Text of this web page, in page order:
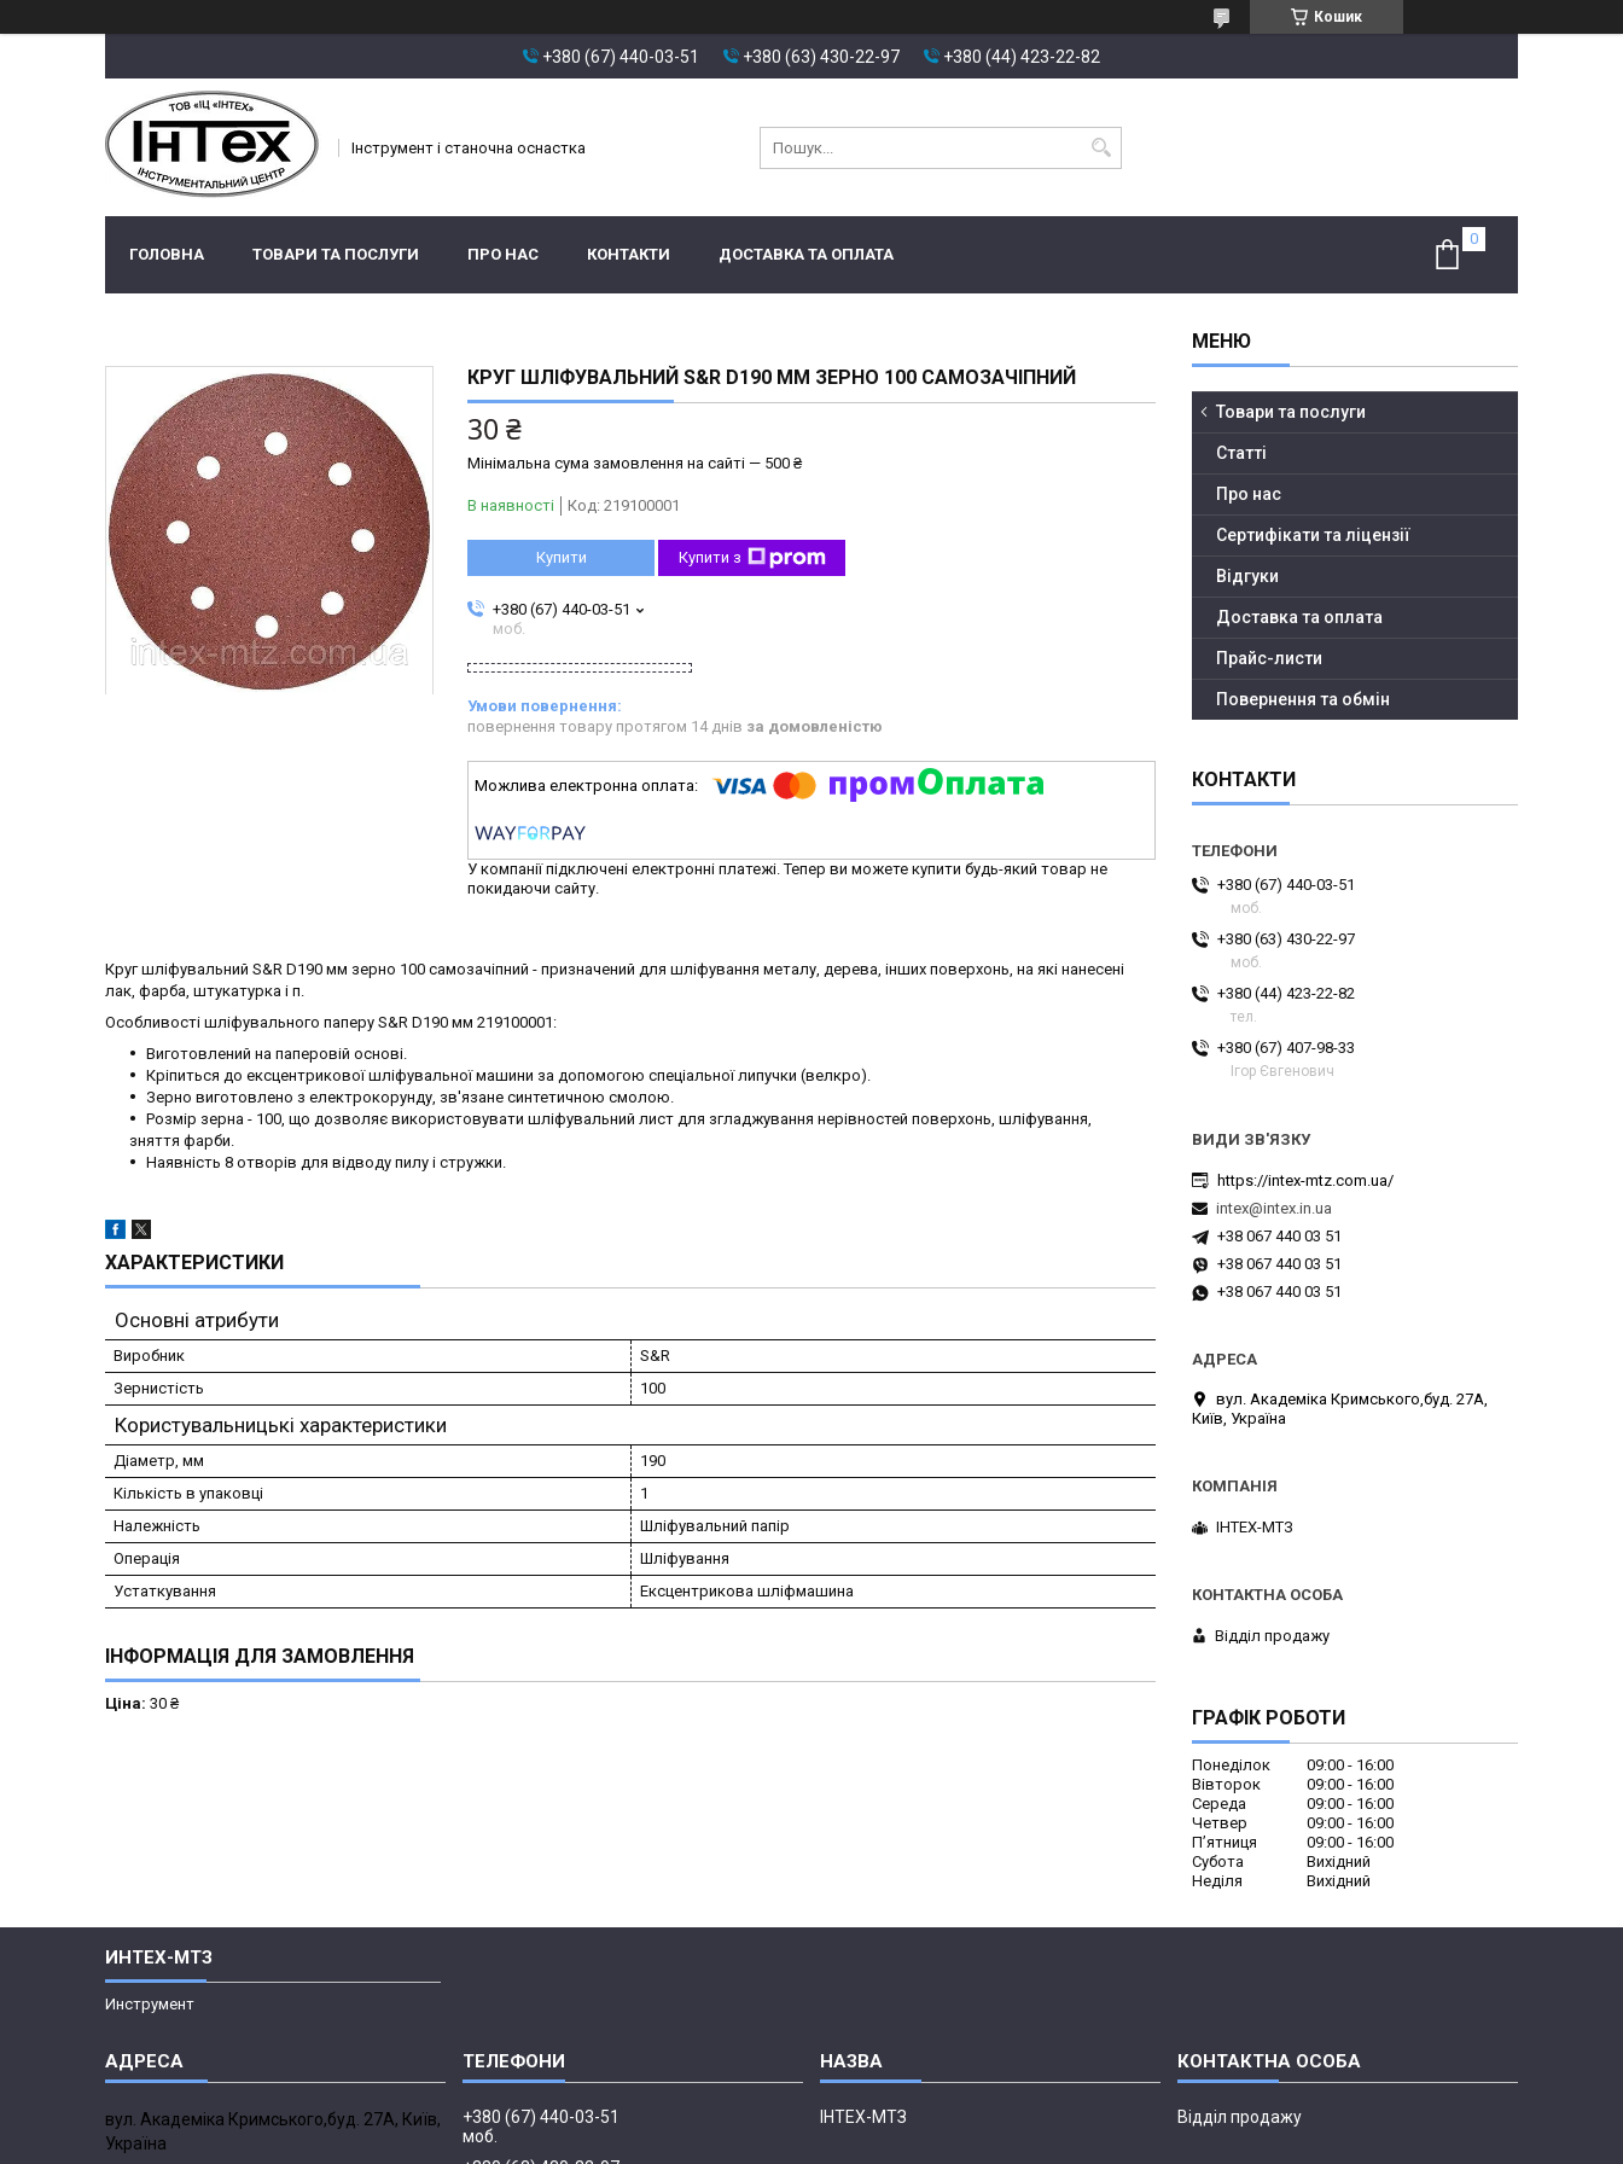
Кошик
+380 (67) 440-03-51 +380 (63) 430-22-97 +380 (44) 423-22-82
Інструмент і станочна оснастка
ГОЛОВНА ТОВАРИ ТА ПОСЛУГИ ПРО НАС КОНТАКТИ ДОСТАВКА ТА ОПЛАТА
КРУГ ШЛІФУВАЛЬНИЙ S&R D190 ММ ЗЕРНО 100 САМОЗАЧІПНИЙ
30 ₴
Мінімальна сума замовлення на сайті — 500 ₴
В наявності Код: 219100001
Купити Купити з
+380 (67) 440-03-51
моб.
повернення товару протягом 14 днів за домовленістю
У компанії підключені електронні платежі. Тепер ви можете купити будь-який товар не
покидаючи сайту.
Круг шліфувальний S&R D190 мм зерно 100 самозачіпний - призначений для шліфування металу, дерева, інших поверхонь, на які нанесені
лак, фарба, штукатурка і п.
Особливості шліфувального паперу S&R D190 мм 219100001:
Виготовлений на паперовій основі.
Кріпиться до ексцентрикової шліфувальної машини за допомогою спеціальної липучки (велкро).
Зерно виготовлено з електрокорунду, зв'язане синтетичною смолою.
Розмір зерна - 100, що дозволяє використовувати шліфувальний лист для згладжування нерівностей поверхонь, шліфування,
зняття фарби.
Наявність 8 отворів для відводу пилу і стружки.
ХАРАКТЕРИСТИКИ
Основні атрибути
Виробник
S&R
Зернистість
100
Користувальницькі характеристики
Діаметр, мм
190
Кількість в упаковці
1
Належність
Шліфувальний папір
Операція
Шліфування
Устаткування
Ексцентрикова шліфмашина
ІНФОРМАЦІЯ ДЛЯ ЗАМОВЛЕННЯ
Ціна: 30 ₴
Товари та послуги
Статті
Про нас
Сертифікати та ліцензії
Відгуки
Доставка та оплата
Прайс-листи
Повернення та обмін
КОНТАКТИ
+380 (67) 440-03-51
моб.
+380 (63) 430-22-97
моб.
+380 (44) 423-22-82
тел.
+380 (67) 407-98-33
Ігор Євгенович
https://intex-mtz.com.ua/
intex@intex.in.ua
+38 067 440 03 51
+38 067 440 03 51
+38 067 440 03 51
вул. Академіка Кримського,буд. 27А,
Київ, Україна
ІНТЕХ-МТЗ
Відділ продажу
ГРАФІК РОБОТИ
Понеділок 09:00
16:00
Вівторок
09:00
16:00
Середа
09:00
16:00
Четвер
09:00
16:00
Пʼятниця
09:00
16:00
Субота
Вихідний
Неділя
Вихідний
ИНТЕХ-МТЗ
Инструмент
вул. Академіка Кримського,буд. 27А, Київ,
Україна
+380 (67) 440-03-51
моб.
ІНТЕХ-МТЗ Відділ продажу